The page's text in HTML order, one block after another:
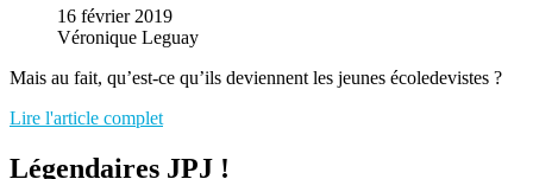
16 février 2019
Véronique Leguay
Mais au fait, qu’est-ce qu’ils deviennent les jeunes écoledevistes ?
Lire l'article complet
Légendaires JPJ !